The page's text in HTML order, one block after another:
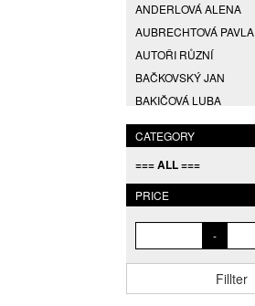
ANDERLOVÁ ALENA
AUBRECHTOVÁ PAVLA
AUTOŘI RŮZNÍ
BAČKOVSKÝ JAN
BAKIČOVÁ LUBA
BALCAR JIŘÍ
BALCAR KAREL
BALCAR MARTIN
BALÍČEK PETR
BARTKO MAREK
BARTOŇ DAVID
CATEGORY
=== ALL ===
PRICE
-
Fillter